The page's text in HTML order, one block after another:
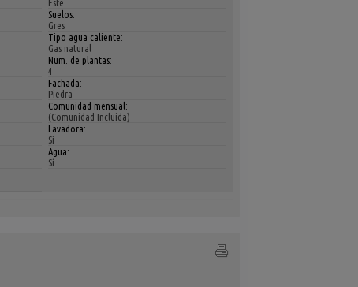
Este
Suelos:
Gres
Tipo agua caliente:
Gas natural
Num. de plantas:
4
Fachada:
Piedra
Comunidad mensual:
(Comunidad Incluida)
Lavadora:
Sí
Agua:
Sí